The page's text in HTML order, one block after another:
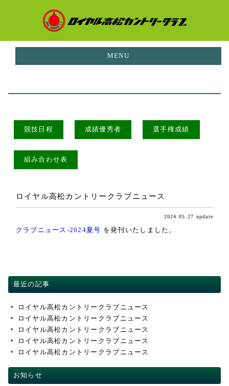
MENU
お知らせ
EVENTS
施設案内
FACILITIES
RESTAURANT
PLAY RESULT
競技日程 成績優秀者 選手権成績
組み合わせ表
ロイヤル高松カントリークラブニュース
2024.05.27 update
クラブニュース-2024夏号 を発刊いたしました。
最近の記事
ロイヤル高松カントリークラブニュース
ロイヤル高松カントリークラブニュース
ロイヤル高松カントリークラブニュース
ロイヤル高松カントリークラブニュース
ロイヤル高松カントリークラブニュース
お知らせ